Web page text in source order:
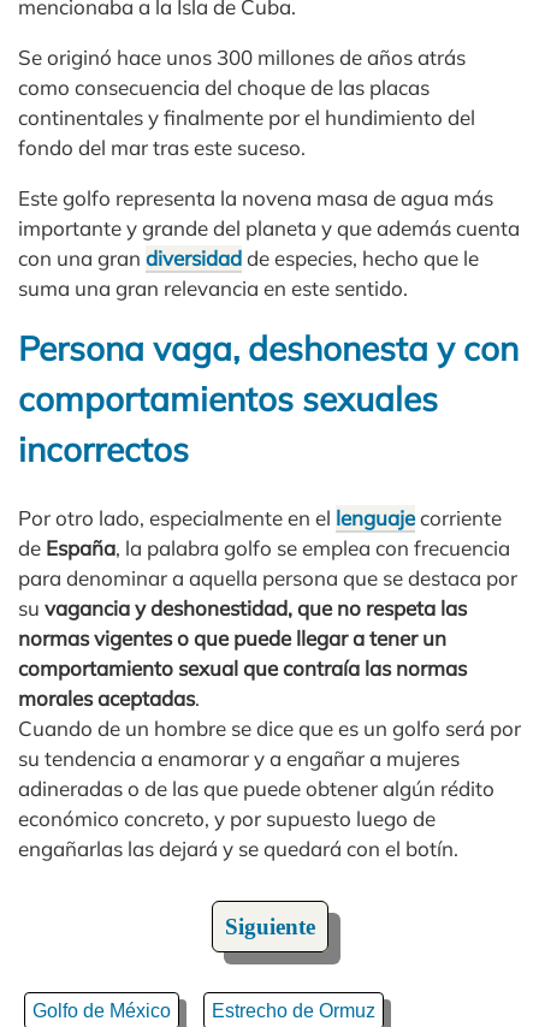
mencionaba a la Isla de Cuba.
Se originó hace unos 300 millones de años atrás
como consecuencia del choque de las placas
continentales y finalmente por el hundimiento del
fondo del mar tras este suceso.
Este golfo representa la novena masa de agua más
importante y grande del planeta y que además cuenta
con una gran diversidadde especies, hecho que le
suma una gran relevancia en este sentido.
Persona vaga, deshonesta y con
comportamientos sexuales
incorrectos
Por otro lado, especialmente en el lenguajecorriente
de España, la palabra golfo se emplea con frecuencia
para denominar a aquella persona que se destaca por
su vagancia y deshonestidad, que no respeta las
normas vigentes o que puede llegar a tener un
comportamiento sexual que contraía las normas
morales aceptadas.
Cuando de un hombre se dice que es un golfo será por
su tendencia a enamorar y a engañar a mujeres
adineradas o de las que puede obtener algún rédito
económico concreto, y por supuesto luego de
engañarlas las dejará y se quedará con el botín.
Siguiente
Golfo de México Estrecho de Ormuz